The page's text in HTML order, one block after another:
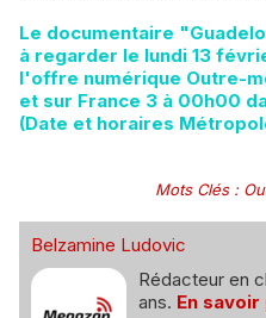
Le documentaire
à regarder le lundi 13
l'offre numérique Outre-
et sur France 3 à 00h00
(Date et horaires
Mots Clés:
Belzamine Ludovic
Rédacteur en
ans. En